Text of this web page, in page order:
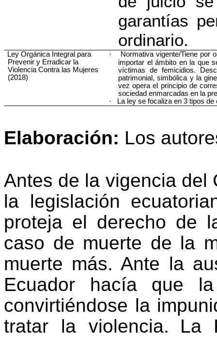
garantías
ordinario.
Ley Orgánica Integral para
Prevenir y Erradicar la
Violencia Contra las Mujeres
(2018)
·
Normativa vigente/Tiene por
importar el ámbito en la que
víctimas de femicidios.
patrimonial, simbólica y la
vez opera el principio de
sociedad enmarcadas en la
·
La ley se focaliza en 3 tipos
Elaboración: Los
Antes de la vigencia del
la legislación
proteja el derecho de
caso de muerte de la
muerte más. Ante la
Ecuador hacía que
convirtiéndose la
tratar la violencia.
La